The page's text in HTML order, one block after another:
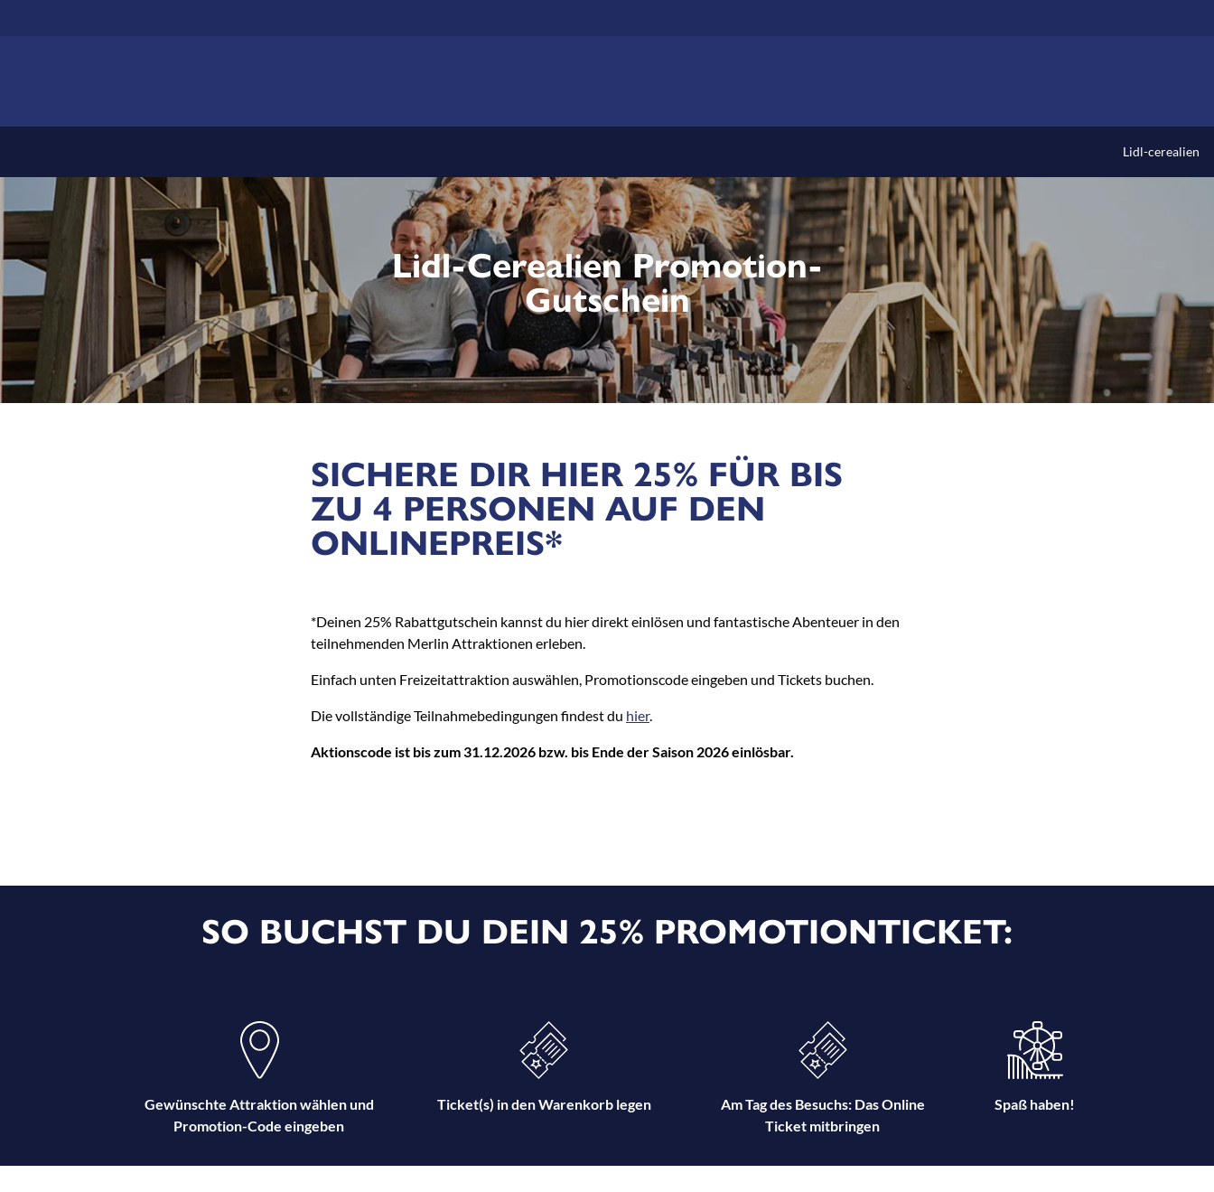
Lidl-cerealien
Lidl-Cerealien Promotion-
Gutschein
SICHERE DIR HIER 25% FÜR BIS
ZU 4 PERSONEN AUF DEN
ONLINEPREIS*
*Deinen 25% Rabattgutschein kannst du hier direkt einlösen und fantastische Abenteuer in den
teilnehmenden Merlin Attraktionen erleben.
Einfach unten Freizeitattraktion auswählen, Promotionscode eingeben und Tickets buchen.
Die vollständige Teilnahmebedingungen findest du hier.
Aktionscode ist bis zum 31.12.2026 bzw. bis Ende der Saison 2026 einlösbar.
SO BUCHST DU DEIN 25% PROMOTIONTICKET:
Gewünschte Attraktion wählen und
Promotion-Code eingeben
Ticket(s) in den Warenkorb legen
Am Tag des Besuchs: Das Online
Ticket mitbringen
Spaß haben!